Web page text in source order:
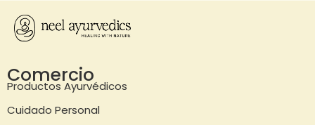
Comercio
Productos Ayurvédicos
Cuidado Personal